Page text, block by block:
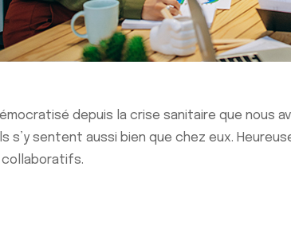
depuis la crise sanitaire que nous
s’y sentent aussi bien que chez eux.
collaboratifs.